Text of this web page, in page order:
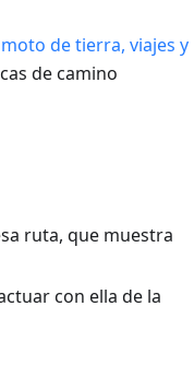
de tierra, viajes y
de camino
ruta, que muestra
con ella de la